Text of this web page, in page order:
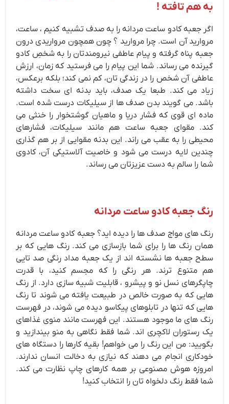
به هم تافته !
اگر جعبه کادو ساعت مردانه را به صدف تشبیه کنیم ، ساعت،
مروارید آن است. چرا مروارید ؟ چون همچون مرواریدی درون
جعبه پناه گرفته و پیام عاطفی نیرومندتان را به شخصِ کادو
گیرنده می رساند. شما این پیام را می فرستید که زمان، ارزش
عاطفی آن شخص را در زندگی تان، کم نمی کند؛ بلکه برعکس،
زیاد می کند. طبعا یک صدف، باید بدنه ای سخت داشته
باشد. می گویند بدن صدف ها از سیلیکات درست شده است.
ماده ای قوی که فشار دریا و ماهیان گوشتخوار را خنثی می
کند. مقوای جعبه ساعت هم مانند سیلیکات، فشارهای
محیطی را به عقب می راند. این بدنه مقوایی از بر هم گذاری
چندین لایه درست می شود و خاصیت آلاستیکی آن، کادوی
شما را سالم به دست عزیزتان می رساند.
رنگ جعبه کادو ساعت مردانه
رنگ های مواج صدف ها را دیده اید؟ جعبه کادو ساعت مردانه
همان رنگ ها را برای شما بازسازی می کند. رنگ هایی که بر
سطح جعبه ها نشسته اند از یک جعبه مداد رنگی صد تایی
هم متنوع ترند. هر رنگی را که مجسم کنید، با قدرت
چاپگرهای نسل نو و پیشرو ، قابلیت شبیه سازی دارد. از رنگ
هایی که به صورت خالص در طبیعت یافته می شوند تا رنگ
هایی که تنها در تابلوهای پیکاسو دیده می شوند، در فهرست
رنگ های ما موجود هستند. این فهرست مانند منوی غذاهای
یک رستوران لاکچری اند. شما فقط نگاهی به منو بیندازید و
بگویید: من این رنگ را می خواهم! بقیه کارها را دستگاه های
خودکاری انجام می دهند که نیازی به دخالت انسان ندارند.
امروزه هوش مصنوعی بر همه کارهای چاپ نظارت می کند.
شما فقط رنگ دلخواه تان را انتخاب کنید!